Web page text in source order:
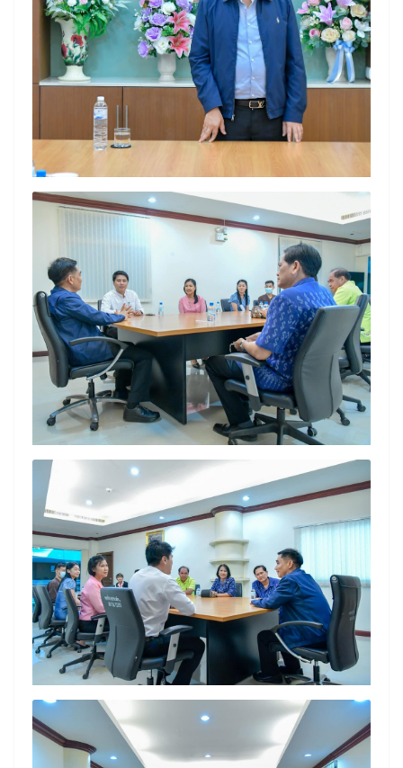
Search
for:
Search